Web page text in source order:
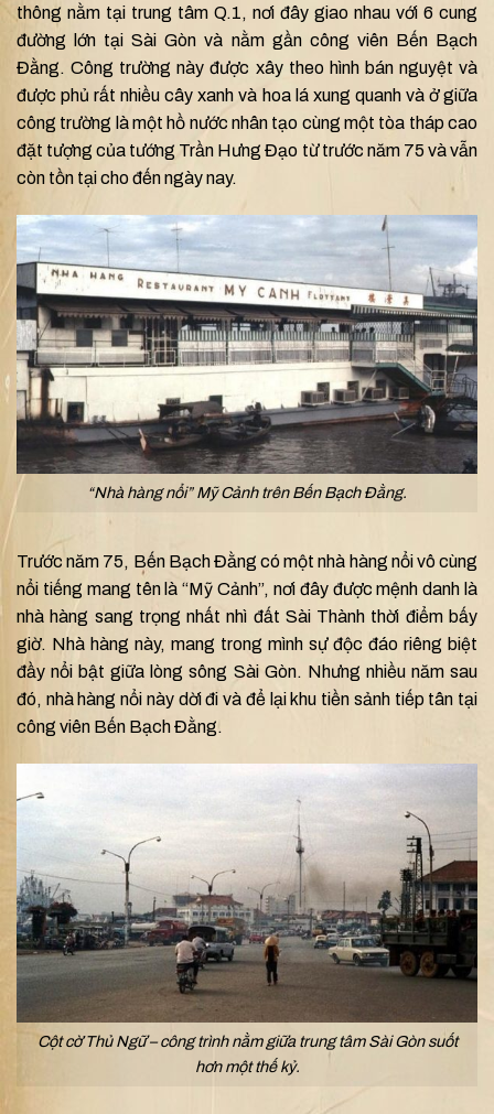
thông nằm tại trung tâm Q.1, nơi đây giao nhau với 6 cung
đường lớn tại Sài Gòn và nằm gần công viên Bến Bạch
Đằng. Công trường này được xây theo hình bán nguyệt và
được phủ rất nhiều cây xanh và hoa lá xung quanh và ở giữa
công trường là một hồ nước nhân tạo cùng một tòa tháp cao
đặt tượng của tướng Trần Hưng Đạo từ trước năm 75 và vẫn
còn tồn tại cho đến ngày nay.
“Nhà hàng nổi” Mỹ Cảnh trên Bến Bạch Đằng.
Trước năm 75, Bến Bạch Đằng có một nhà hàng nổi vô cùng
nổi tiếng mang tên là “Mỹ Cảnh”, nơi đây được mệnh danh là
nhà hàng sang trọng nhất nhì đất Sài Thành thời điểm bấy
giờ. Nhà hàng này, mang trong mình sự độc đáo riêng biệt
đầy nổi bật giữa lòng sông Sài Gòn. Nhưng nhiều năm sau
đó, nhà hàng nổi này dời đi và để lại khu tiền sảnh tiếp tân tại
công viên Bến Bạch Đằng.
Cột cờ Thủ Ngữ – công trình nằm giữa trung tâm Sài Gòn suốt
hơn một thế kỷ.